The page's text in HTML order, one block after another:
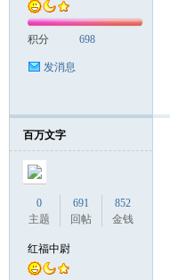
积分 698
发消息
百万文字
0
主题
691
回帖
852
金钱
红福中尉